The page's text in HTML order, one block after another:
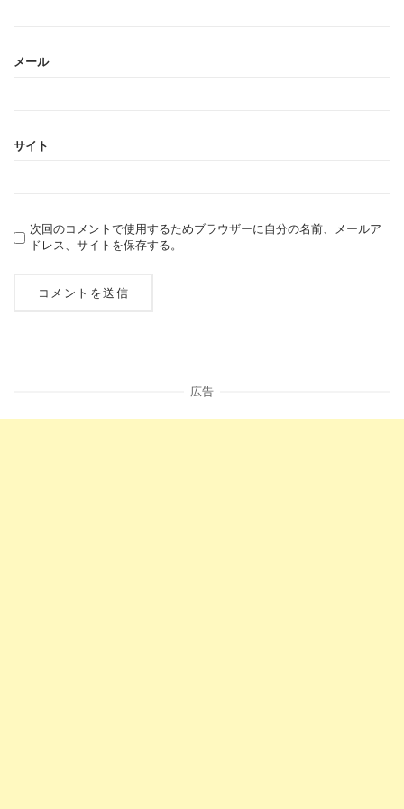
メール
サイト
次回のコメントで使用するためブラウザーに自分の名前、メールア
ドレス、サイトを保存する。
広告